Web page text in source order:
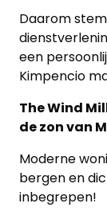
Daarom
een
Kimpencio
The Wind
de zon van
Moderne
bergen en
inbegrepen!